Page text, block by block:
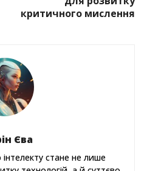
критичного мислення
Єва
стане не лише